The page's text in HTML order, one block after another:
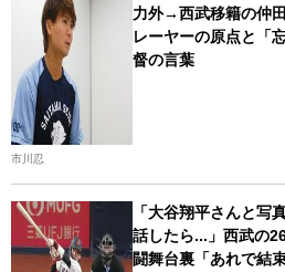
力外→西武移籍の仲
レーヤーの原点と「
督の言葉
市川忍
「大谷翔平さんと写
話したら...」西武の
闘舞台裏「あれで結